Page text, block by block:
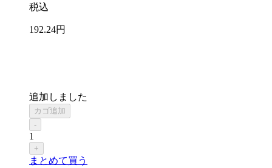
税込
192.24円
追加しました
カゴ追加
-
1
+
まとめて買う